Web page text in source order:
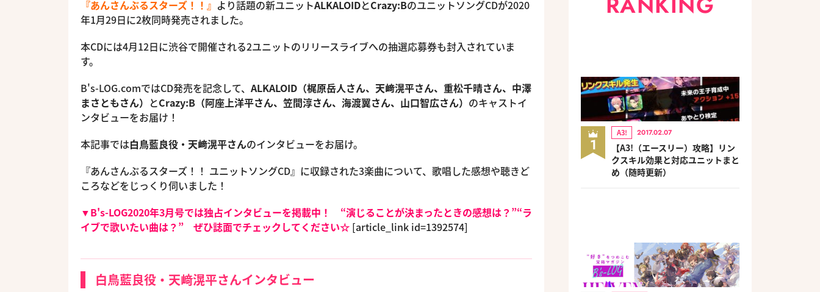
『あんさんぶるスターズ！！』 より話題の新ユニットALKALOIDとCrazy:BのユニットソングCDが2020
年1月29日に2枚同時発売されました。
本CDには4月12日に渋谷で開催される2ユニットのリリースライブへの抽選応募券も封入されていま
す。
B's-LOG.comではCD発売を記念して、 ALKALOID（梶原岳人さん、天﨑滉平さん、重松千晴さん、中澤
まさともさん） とCrazy:B（阿座上洋平さん、笠間淳さん、海渡翼さん、山口智広さん） のキャストイ
ンタビューをお届け！
本記事では白鳥藍良役・天﨑滉平さんのインタビューをお届け。
『あんさんぶるスターズ！！ ユニットソングCD』に収録された3楽曲について、歌唱した感想や聴きど
ころなどをじっくり伺いました！
▼B's-LOG2020年3月号では独占インタビューを掲載中！ “演じることが決まったときの感想は？”“ラ
イブで歌いたい曲は？” ぜひ誌面でチェックしてください☆ [article_link id=1392574]
白鳥藍良役・天﨑滉平さんインタビュー
1
A3! 2017.02.07
【A3!（エースリー）攻略】リン
クスキル効果と対応ユニットまと
め（随時更新）